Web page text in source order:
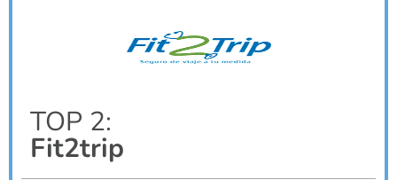
TOP 2:
Fit2trip